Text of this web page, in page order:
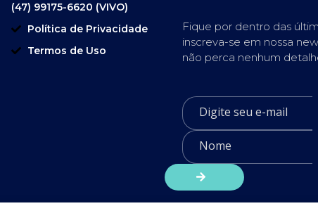
(47) 99175-6620 (VIVO)
Política de Privacidade
Termos de Uso
Fique por dentro das
inscreva-se em nossa
não perca nenhum